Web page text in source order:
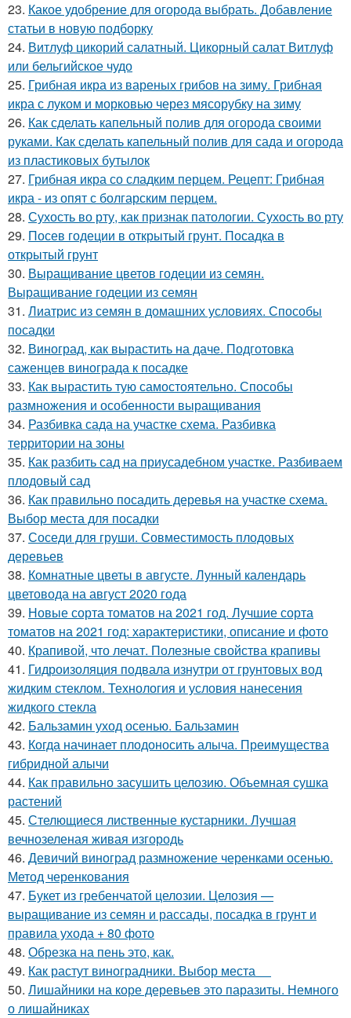
23. Какое удобрение для огорода выбрать. Добавление
статьи в новую подборку
24. Витлуф цикорий салатный. Цикорный салат Витлуф
или бельгийское чудо
25. Грибная икра из вареных грибов на зиму. Грибная
икра с луком и морковью через мясорубку на зиму
26. Как сделать капельный полив для огорода своими
руками. Как сделать капельный полив для сада и огорода
из пластиковых бутылок
27. Грибная икра со сладким перцем. Рецепт: Грибная
икра - из опят с болгарским перцем.
28. Сухость во рту, как признак патологии. Сухость во рту
29. Посев годеции в открытый грунт. Посадка в
открытый грунт
30. Выращивание цветов годеции из семян.
Выращивание годеции из семян
31. Лиатрис из семян в домашних условиях. Способы
посадки
32. Виноград, как вырастить на даче. Подготовка
саженцев винограда к посадке
33. Как вырастить тую самостоятельно. Способы
размножения и особенности выращивания
34. Разбивка сада на участке схема. Разбивка
территории на зоны
35. Как разбить сад на приусадебном участке. Разбиваем
плодовый сад
36. Как правильно посадить деревья на участке схема.
Выбор места для посадки
37. Соседи для груши. Совместимость плодовых
деревьев
38. Комнатные цветы в августе. Лунный календарь
цветовода на август 2020 года
39. Новые сорта томатов на 2021 год. Лучшие сорта
томатов на 2021 год: характеристики, описание и фото
40. Крапивой, что лечат. Полезные свойства крапивы
41. Гидроизоляция подвала изнутри от грунтовых вод
жидким стеклом. Технология и условия нанесения
жидкого стекла
42. Бальзамин уход осенью. Бальзамин
43. Когда начинает плодоносить алыча. Преимущества
гибридной алычи
44. Как правильно засушить целозию. Объемная сушка
растений
45. Стелющиеся лиственные кустарники. Лучшая
вечнозеленая живая изгородь
46. Девичий виноград размножение черенками осенью.
Метод черенкования
47. Букет из гребенчатой целозии. Целозия —
выращивание из семян и рассады, посадка в грунт и
правила ухода + 80 фото
48. Обрезка на пень это, как.
49. Как растут виноградники. Выбор места
50. Лишайники на коре деревьев это паразиты. Немного
о лишайниках